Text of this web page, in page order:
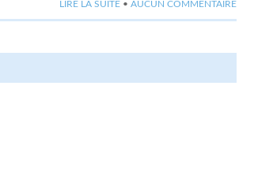
LIRE LA SUITE • AUCUN COMMENTAIRE